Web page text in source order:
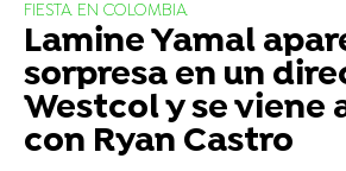
FIESTA EN COLOMBIA
Lamine Yamal
sorpresa en un
Westcol y se viene
con Ryan Castro